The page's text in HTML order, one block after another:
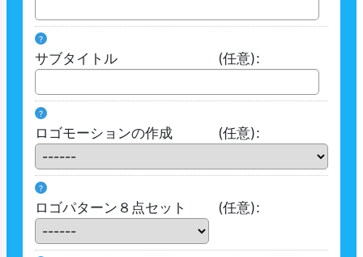
?
サブタイトル (任意):
?
ロゴモーションの作成 (任意):
?
ロゴパターン８点セット (任意):